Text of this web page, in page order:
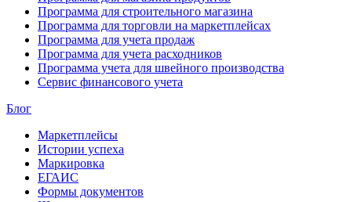
Программа для строительного магазина
Программа для торговли на маркетплейсах
Программа для учета продаж
Программа для учета расходников
Программа учета для швейного производства
Сервис финансового учета
Блог
Маркетплейсы
Истории успеха
Маркировка
ЕГАИС
Формы документов